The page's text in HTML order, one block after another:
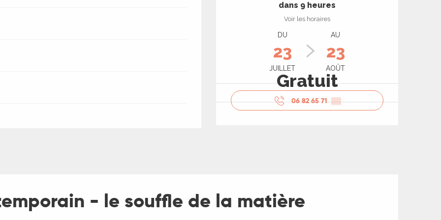
dans 9 heures
Voir les horaires
DU
23
JUILLET
AU
23
AOÛT
Gratuit
06 82 65 71 ▒▒
- le souffle de la matière